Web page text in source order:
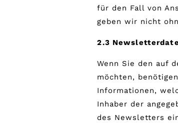
für den Fall von
geben wir nicht
2.3
Wenn Sie den auf
möchten,
Informationen,
Inhaber der
des Newsletters